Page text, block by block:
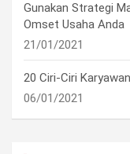
Gunakan Strategi
Omset Usaha Anda
21/01/2021
20 Ciri-Ciri
06/01/2021